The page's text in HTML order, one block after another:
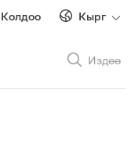
Колдоо Кырг
Издөө